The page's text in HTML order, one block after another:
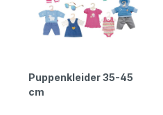
Puppenkleider 35-45
cm